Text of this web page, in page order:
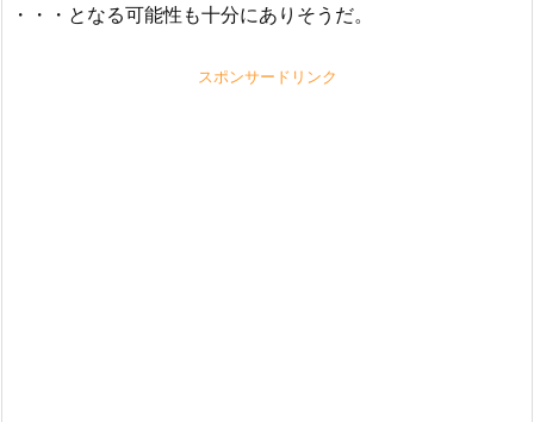
・・・となる可能性も十分にありそうだ。
スポンサードリンク